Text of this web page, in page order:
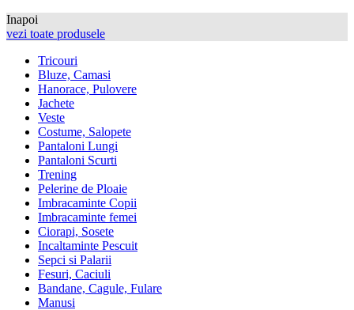
Inapoi
vezi toate produsele
Tricouri
Bluze, Camasi
Hanorace, Pulovere
Jachete
Veste
Costume, Salopete
Pantaloni Lungi
Pantaloni Scurti
Trening
Pelerine de Ploaie
Imbracaminte Copii
Imbracaminte femei
Ciorapi, Sosete
Incaltaminte Pescuit
Sepci si Palarii
Fesuri, Caciuli
Bandane, Cagule, Fulare
Manusi